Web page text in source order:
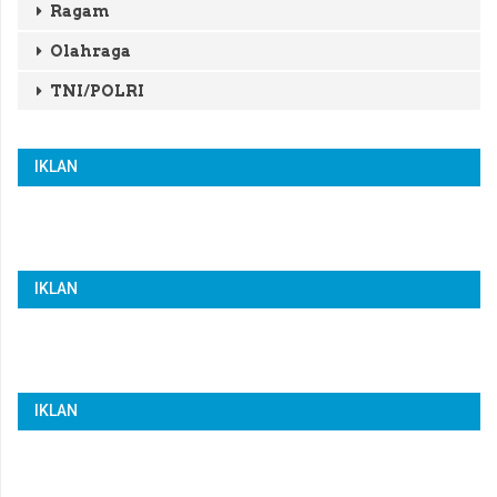
Ragam
Olahraga
TNI/POLRI
IKLAN
IKLAN
IKLAN